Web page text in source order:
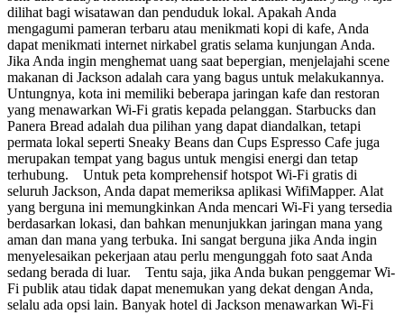
dilihat bagi wisatawan dan penduduk lokal. Apakah Anda
mengagumi pameran terbaru atau menikmati kopi di kafe, Anda
dapat menikmati internet nirkabel gratis selama kunjungan Anda.
Jika Anda ingin menghemat uang saat bepergian, menjelajahi scene
makanan di Jackson adalah cara yang bagus untuk melakukannya.
Untungnya, kota ini memiliki beberapa jaringan kafe dan restoran
yang menawarkan Wi-Fi gratis kepada pelanggan. Starbucks dan
Panera Bread adalah dua pilihan yang dapat diandalkan, tetapi
permata lokal seperti Sneaky Beans dan Cups Espresso Cafe juga
merupakan tempat yang bagus untuk mengisi energi dan tetap
terhubung. Untuk peta komprehensif hotspot Wi-Fi gratis di
seluruh Jackson, Anda dapat memeriksa aplikasi WifiMapper. Alat
yang berguna ini memungkinkan Anda mencari Wi-Fi yang tersedia
berdasarkan lokasi, dan bahkan menunjukkan jaringan mana yang
aman dan mana yang terbuka. Ini sangat berguna jika Anda ingin
menyelesaikan pekerjaan atau perlu mengunggah foto saat Anda
sedang berada di luar. Tentu saja, jika Anda bukan penggemar Wi-
Fi publik atau tidak dapat menemukan yang dekat dengan Anda,
selalu ada opsi lain. Banyak hotel di Jackson menawarkan Wi-Fi